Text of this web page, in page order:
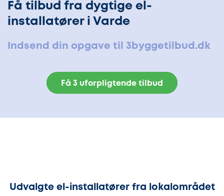
Få tilbud fra dygtige el-
installatører i Varde
Indsend din opgave til 3byggetilbud.dk
Få 3 uforpligtende tilbud
Udvalgte el-installatører fra lokalområdet